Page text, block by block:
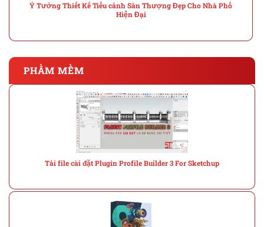
Ý Tưởng Thiết Kế Tiểu cảnh Sân Thượng Đẹp Cho Nhà Phố
Hiện Đại
PHẦM MỀM
Tải file cài đặt Plugin Profile Builder 3 For Sketchup